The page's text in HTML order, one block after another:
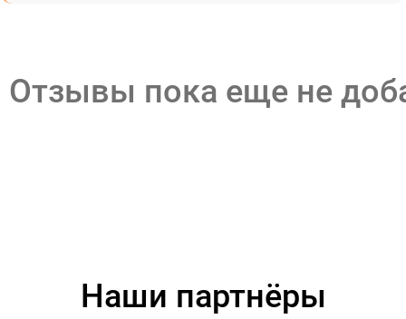
Отзывы пока еще не
Наши партнёры